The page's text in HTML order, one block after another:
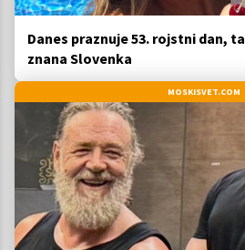
Danes praznuje 53. rojstni dan,
znana Slovenka
MOSKISVET.COM